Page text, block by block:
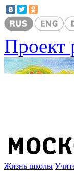
Проект
Жизнь школы